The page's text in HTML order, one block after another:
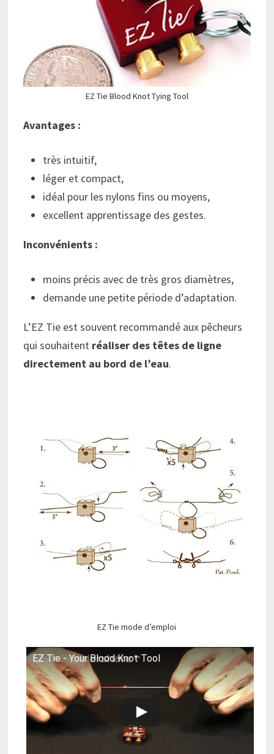
EZ Tie Blood Knot Tying Tool
Avantages :
très intuitif,
léger et compact,
idéal pour les nylons fins ou moyens,
excellent apprentissage des gestes.
Inconvénients :
moins précis avec de très gros diamètres,
demande une petite période d’adaptation.
L’EZ Tie est souvent recommandé aux pêcheurs
qui souhaitent réaliser des têtes de ligne
directement au bord de l’eau.
EZ Tie mode d’emploi
EZ Tie - Your Blood Knot Tool